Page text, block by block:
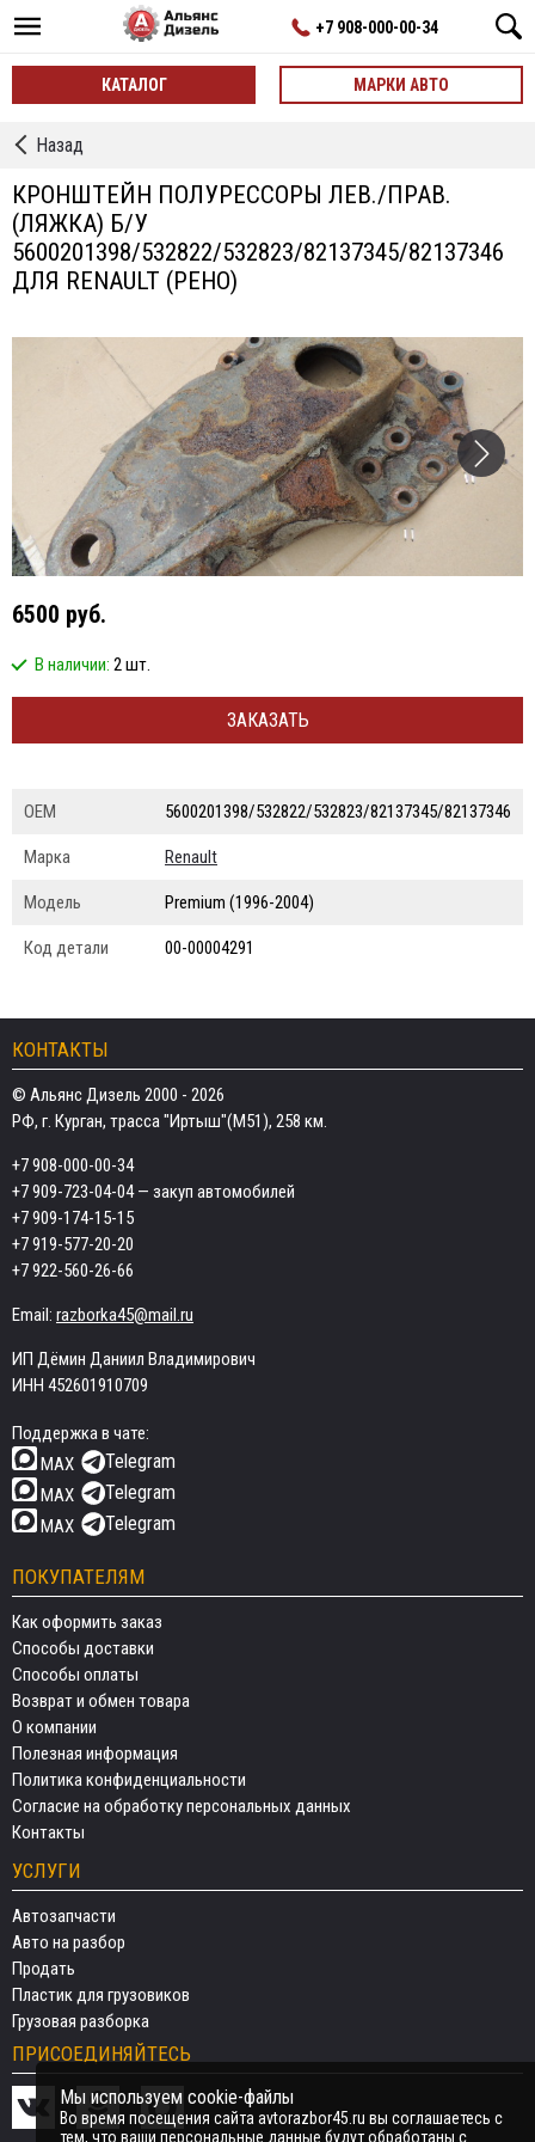
+7 908-000-00-34
КАТАЛОГ МАРКИ АВТО
←
Подвески
Назад
КРОНШТЕЙН ПОЛУРЕССОРЫ ЛЕВ./ПРАВ.
(ЛЯЖКА) Б/У
5600201398/532822/532823/82137345/82137346
ДЛЯ RENAULT (РЕНО)
6500 руб.
В наличии: 2 шт.
ЗАКАЗАТЬ
ОЕМ 5600201398/532822/532823/82137345/82137346
Марка Renault
Модель Premium (1996-2004)
Код детали 00-00004291
КОНТАКТЫ
© Альянс Дизель 2000 - 2026
РФ, г. Курган, трасса "Иртыш"(М51), 258 км.
+7 908-000-00-34
+7 909-723-04-04— закуп автомобилей
+7 909-174-15-15
+7 919-577-20-20
+7 922-560-26-66
Email: razborka45@mail.ru
ИП Дёмин Даниил Владимирович
ИНН 452601910709
Поддержка в чате:
MAX
Telegram
MAX Telegram
MAX Telegram
ПОКУПАТЕЛЯМ
Как оформить заказ
Способы доставки
Способы оплаты
Возврат и обмен товара
О компании
Полезная информация
Политика конфиденциальности
Согласие на обработку персональных данных
Контакты
УСЛУГИ
Автозапчасти
Авто на разбор
Продать
Пластик для грузовиков
Грузовая разборка
ПРИСОЕДИНЯЙТЕСЬ
Мы используем cookie-файлы
Во время посещения сайта avtorazbor45.ru вы соглашаетесь с
тем, что ваши персональные данные будут обработаны с